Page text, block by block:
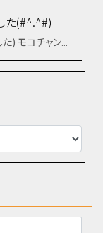
た(#^.^#)
) モコチャン...